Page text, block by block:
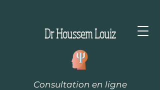
Dr Houssem Louiz
Consultation en ligne